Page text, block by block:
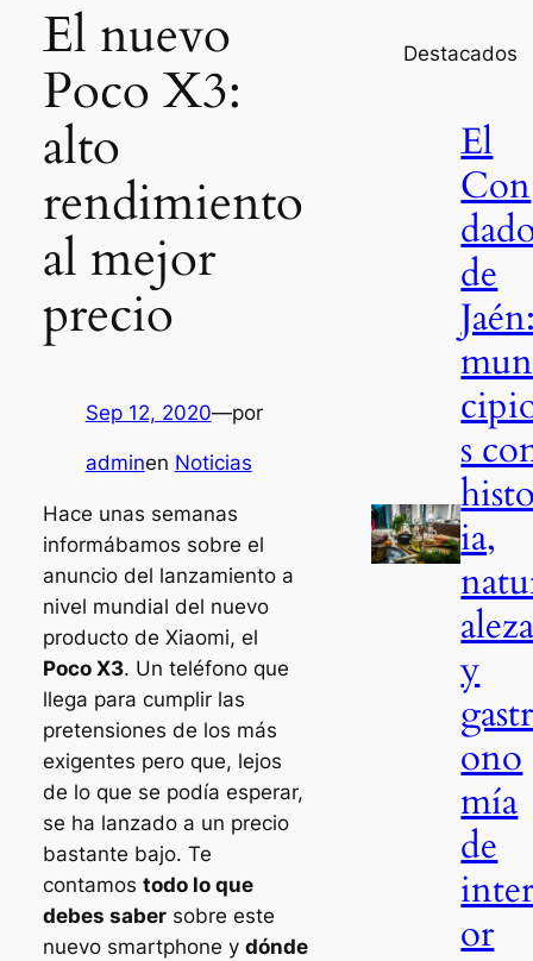
El nuevo
Poco X3:
alto
rendimiento
al mejor
precio
Sep 12, 2020—por
adminen Noticias
Hace unas semanas
informábamos sobre el
anuncio del lanzamiento a
nivel mundial del nuevo
producto de Xiaomi, el
Poco X3. Un teléfono que
llega para cumplir las
pretensiones de los más
exigentes pero que, lejos
de lo que se podía esperar,
se ha lanzado a un precio
bastante bajo. Te
contamos todo lo que
debes sabersobre este
nuevo smartphone y dónde
Destacados
El
Con
de
s
ia,
y
gastr
ono
mía
de
or